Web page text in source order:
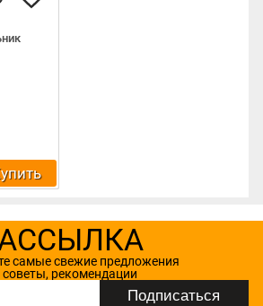
самые свежие предложения
советы, рекомендации